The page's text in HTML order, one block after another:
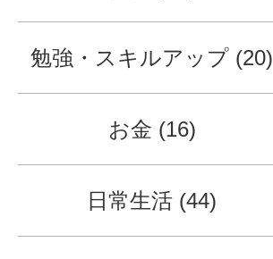
勉強・スキルアップ (20)
お金 (16)
日常生活 (44)